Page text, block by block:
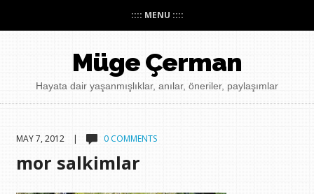
:::: MENU ::::
Müge Çerman
Hayata dair yaşanmışlıklar, anılar, öneriler, paylaşımlar
MAY 7, 2012 | 0 COMMENTS
mor salkimlar